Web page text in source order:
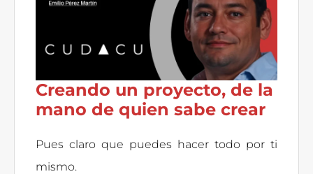
Creando un proyecto, de la
mano de quien sabe crear
Pues claro que puedes hacer todo por ti
mismo.